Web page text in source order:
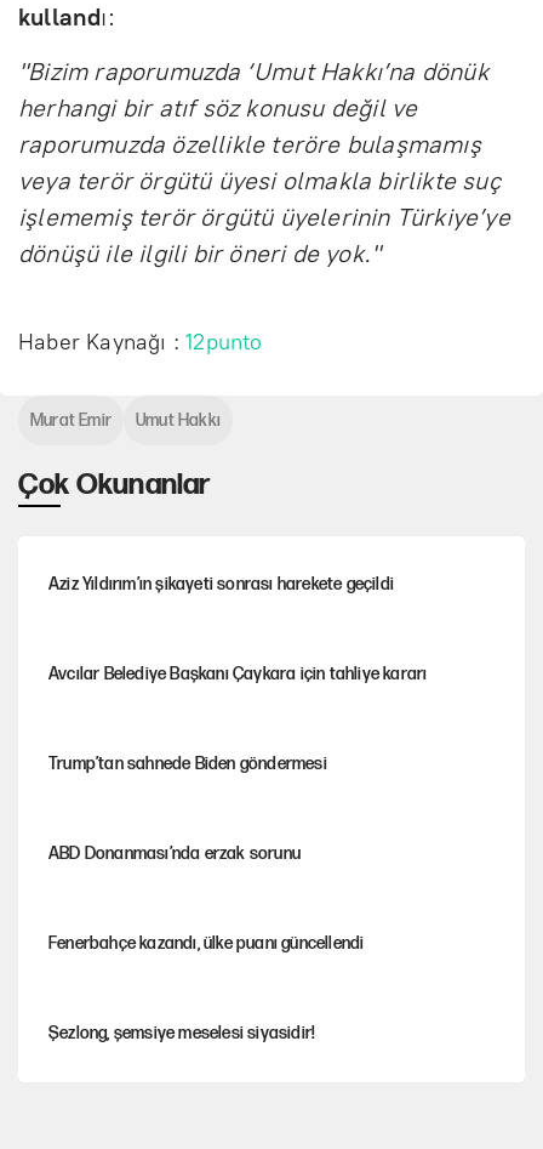
kullandı:
"Bizim raporumuzda ‘Umut Hakkı’na dönük
herhangi bir atıf söz konusu değil ve
raporumuzda özellikle teröre bulaşmamış
veya terör örgütü üyesi olmakla birlikte suç
işlememiş terör örgütü üyelerinin Türkiye’ye
dönüşü ile ilgili bir öneri de yok."
Haber Kaynağı :12punto
Çok Okunanlar
Aziz Yıldırım’ın şikayeti sonrası harekete geçildi
Avcılar Belediye Başkanı Çaykara için tahliye kararı
Trump’tan sahnede Biden göndermesi
ABD Donanması’nda erzak sorunu
Fenerbahçe kazandı, ülke puanı güncellendi
Şezlong, şemsiye meselesi siyasidir!
Murat Emir Umut Hakkı